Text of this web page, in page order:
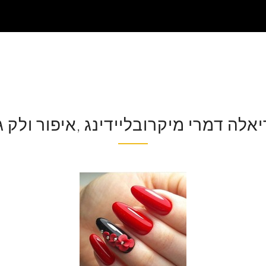
דמרי מיקרובליידינג ,איפור ולק